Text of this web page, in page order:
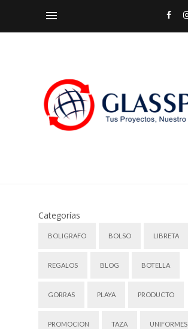
Categorías
BOLIGRAFO BOLSO LIBRETA
REGALOS BLOG BOTELLA
GORRAS PLAYA PRODUCTO
PROMOCION TAZA UNIFORMES